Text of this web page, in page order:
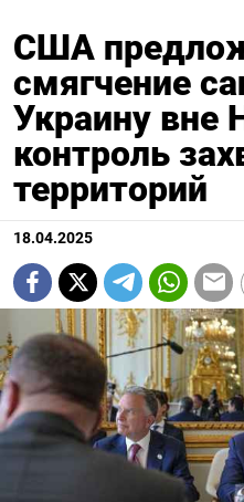
США
смягчение
Украину вне
контроль
территорий
18.04.2025